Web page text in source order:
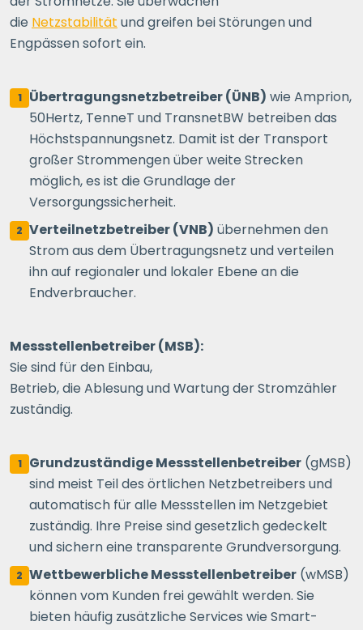
die Netzstabilität und greifen bei Störungen und
Engpässen sofort ein.
1 Übertragungsnetzbetreiber (ÜNB) wie Amprion,
50Hertz, TenneT und TransnetBW betreiben das
Höchstspannungsnetz. Damit ist der Transport
großer Strommengen über weite Strecken
möglich, es ist die Grundlage der
Versorgungssicherheit.
2 Verteilnetzbetreiber (VNB) übernehmen den
Strom aus dem Übertragungsnetz und verteilen
ihn auf regionaler und lokaler Ebene an die
Endverbraucher.
Messstellenbetreiber (MSB):
Sie sind für den Einbau,
Betrieb, die Ablesung und Wartung der Stromzähler
zuständig.
1 Grundzuständige Messstellenbetreiber (gMSB)
sind meist Teil des örtlichen Netzbetreibers und
automatisch für alle Messstellen im Netzgebiet
zuständig. Ihre Preise sind gesetzlich gedeckelt
und sichern eine transparente Grundversorgung.
2 Wettbewerbliche Messstellenbetreiber (wMSB)
können vom Kunden frei gewählt werden. Sie
bieten häufig zusätzliche Services wie Smart-